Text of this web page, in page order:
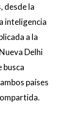
desde la
inteligencia
a la
Delhi
busca
países